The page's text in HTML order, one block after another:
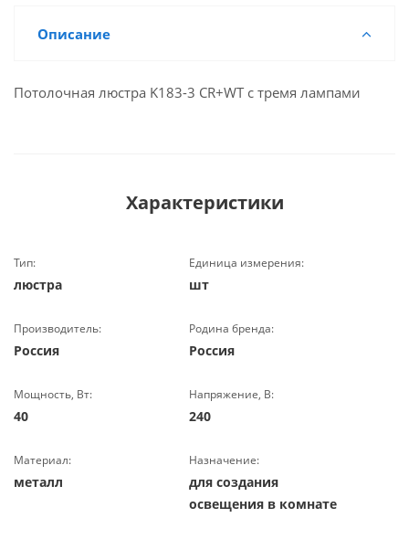
Описание
Потолочная люстра K183-3 CR+WT с тремя лампами
Характеристики
Тип:
люстра
Единица измерения:
шт
Производитель:
Россия
Родина бренда:
Россия
Мощность, Вт:
40
Напряжение, В:
240
Материал:
металл
Назначение:
для создания
освещения в комнате